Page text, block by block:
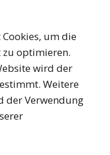
um die
optimieren.
wird der
Weitere
der Verwendung